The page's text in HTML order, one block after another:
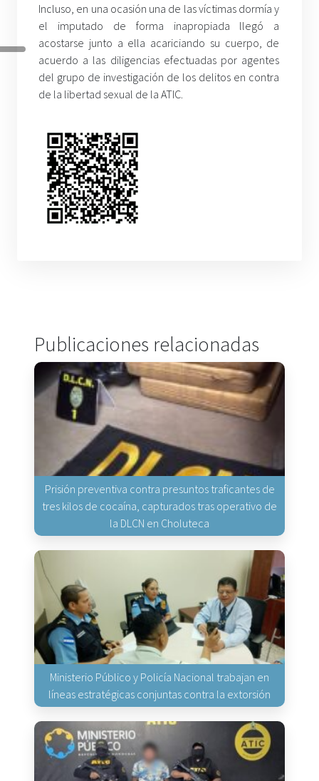
Incluso, en una ocasión una de las víctimas dormía y
el imputado de forma inapropiada llegó a
acostarse junto a ella acariciando su cuerpo, de
acuerdo a las diligencias efectuadas por agentes
del grupo de investigación de los delitos en contra
de la libertad sexual de la ATIC.
Publicaciones relacionadas
Prisión preventiva contra presuntos traficantes de
tres kilos de cocaína, capturados tras operativo de
la DLCN en Choluteca
Ministerio Público y Policía Nacional trabajan en
líneas estratégicas conjuntas contra la extorsión